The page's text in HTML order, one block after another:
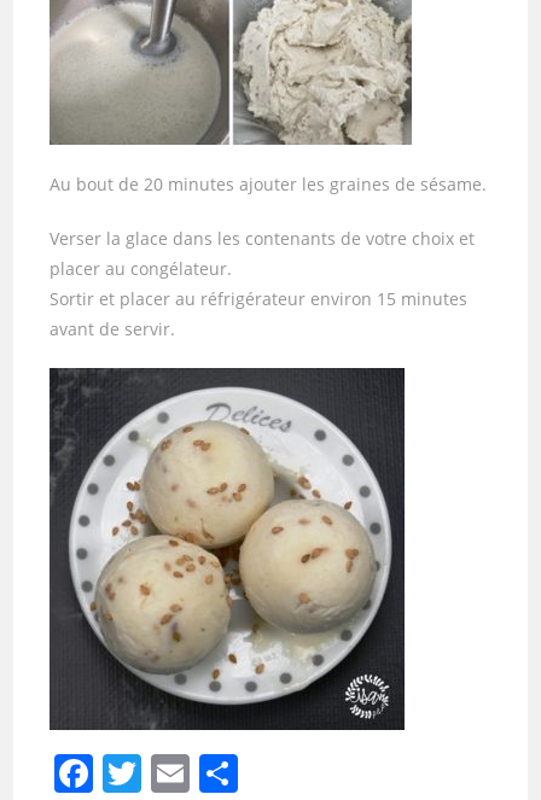
Au bout de 20 minutes ajouter les graines de sésame.
Verser la glace dans les contenants de votre choix et
placer au congélateur.
Sortir et placer au réfrigérateur environ 15 minutes
avant de servir.
F T E